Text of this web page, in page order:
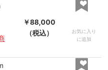
￥88,000
（税込）
お気に入り
に追加